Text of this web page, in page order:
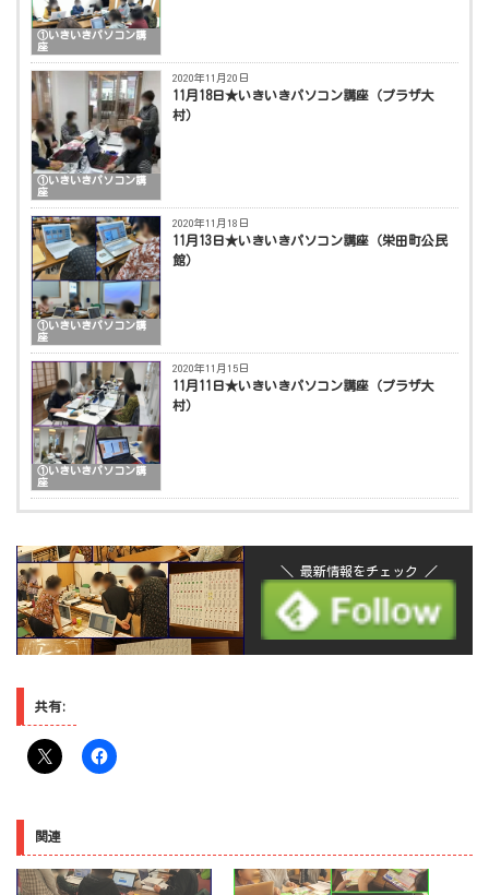
①いきいきパソコン講
座
①いきいきパソコン講
座
2020年11月20日
11月18日★いきいきパソコン講座（プラザ大
村）
①いきいきパソコン講
座
2020年11月18日
11月13日★いきいきパソコン講座（栄田町公民
館）
①いきいきパソコン講
座
2020年11月15日
11月11日★いきいきパソコン講座（プラザ大
村）
＼ 最新情報をチェック ／
共有:
関連